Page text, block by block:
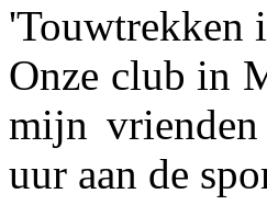
'Touwtrekken
Onze club in
mijn
uur aan de